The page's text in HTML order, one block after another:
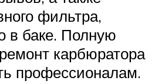
фильтра,
в баке. Полную
карбюратора
профессионалам.